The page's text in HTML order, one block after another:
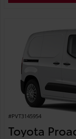
#PVT3145954
Toyota